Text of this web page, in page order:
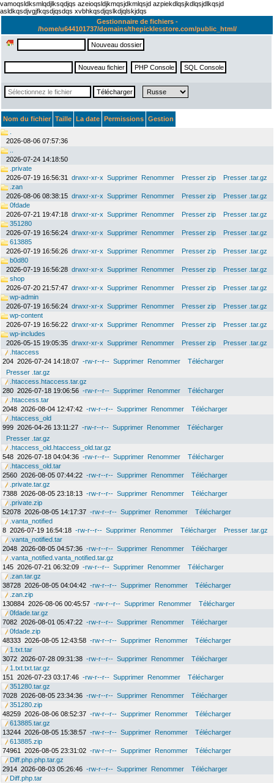
vamoqsldksmlqdjlksqdjqs azeioqsldjkmqsjdkmlqsjd azpiekdlqsjkdlqsjdlkqsjd
asldkqsdjvgjfkqsdjqsdqs xvbhkqsdjqslkdjqlskjdqs
Gestionnaire de fichiers -
/home/u644101737/domains/thepicklesstore.com/public_html/
Nom du fichier Taille La date Permissions Gestion
2026-08-06 07:57:36
2026-07-24 14:18:50
.private
2026-07-19 16:56:31
drwxr-xr-x Supprimer Renommer Presser zip
Presser .tar.gz
.zan
2026-08-06 08:38:15 drwxr-xr-x Supprimer Renommer Presser zip
Presser .tar.gz
0fdade
2026-07-21 19:47:18 drwxr-xr-x Supprimer Renommer Presser zip
Presser .tar.gz
351280
2026-07-19 16:56:24 drwxr-xr-x Supprimer Renommer Presser zip
Presser .tar.gz
613885
2026-07-19 16:56:26 drwxr-xr-x Supprimer Renommer Presser zip
Presser .tar.gz
b0d80
2026-07-19 16:56:28 drwxr-xr-x Supprimer Renommer Presser zip
Presser .tar.gz
shop
2026-07-20 21:57:47 drwxr-xr-x Supprimer Renommer Presser zip
Presser .tar.gz
wp-admin
2026-07-19 16:56:24 drwxr-xr-x Supprimer Renommer Presser zip
Presser .tar.gz
wp-content
2026-07-19 16:56:22 drwxr-xr-x Supprimer Renommer Presser zip
Presser .tar.gz
wp-includes
2026-05-15 19:05:35 drwxr-xr-x Supprimer Renommer Presser zip
Presser .tar.gz
.htaccess
204 2026-07-24 14:18:07 -rw-r--r-- Supprimer Renommer
Télécharger
Presser .tar.gz
.htaccess.htaccess.tar.gz
280 2026-07-18 19:06:56 -rw-r--r-- Supprimer Renommer
Télécharger
.htaccess.tar
2048 2026-08-04 12:47:42 -rw-r--r-- Supprimer Renommer
Télécharger
.htaccess_old
999 2026-04-26 13:11:27 -rw-r--r-- Supprimer Renommer
Télécharger
Presser .tar.gz
.htaccess_old.htaccess_old.tar.gz
548 2026-07-18 04:04:36 -rw-r--r-- Supprimer Renommer
Télécharger
.htaccess_old.tar
2560 2026-08-05 07:44:22 -rw-r--r-- Supprimer Renommer
Télécharger
.private.tar.gz
7388 2026-08-05 23:18:13 -rw-r--r-- Supprimer Renommer
Télécharger
.private.zip
52078 2026-08-05 14:17:37 -rw-r--r-- Supprimer Renommer
Télécharger
.vanta_notified
8 2026-07-19 16:54:18 -rw-r--r-- Supprimer Renommer Télécharger
Presser .tar.gz
.vanta_notified.tar
2048 2026-08-05 04:57:36 -rw-r--r-- Supprimer Renommer
Télécharger
.vanta_notified.vanta_notified.tar.gz
145 2026-07-21 06:32:09 -rw-r--r-- Supprimer Renommer
Télécharger
.zan.tar.gz
38728 2026-08-05 04:04:42 -rw-r--r-- Supprimer Renommer
Télécharger
.zan.zip
130884 2026-08-06 00:45:57 -rw-r--r-- Supprimer Renommer
Télécharger
0fdade.tar.gz
7082 2026-08-01 05:47:22 -rw-r--r-- Supprimer Renommer
Télécharger
0fdade.zip
48333 2026-08-05 12:43:58 -rw-r--r-- Supprimer Renommer
Télécharger
1.txt.tar
3072 2026-07-28 09:31:38 -rw-r--r-- Supprimer Renommer
Télécharger
1.txt.txt.tar.gz
151
2026-07-23 03:17:46 -rw-r--r-- Supprimer Renommer
Télécharger
351280.tar.gz
7028 2026-08-05 23:34:36 -rw-r--r-- Supprimer Renommer
Télécharger
351280.zip
48259 2026-08-06 08:52:37 -rw-r--r-- Supprimer Renommer
Télécharger
613885.tar.gz
13244 2026-08-05 15:38:57 -rw-r--r-- Supprimer Renommer
Télécharger
613885.zip
74961
2026-08-05 23:31:02 -rw-r--r-- Supprimer Renommer
Télécharger
Diff.php.php.tar.gz
2914 2026-08-03 05:26:46 -rw-r--r-- Supprimer Renommer
Télécharger
Diff.php.tar